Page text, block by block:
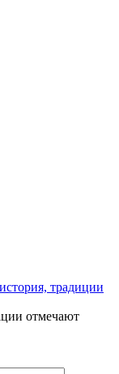
традиции
отмечают